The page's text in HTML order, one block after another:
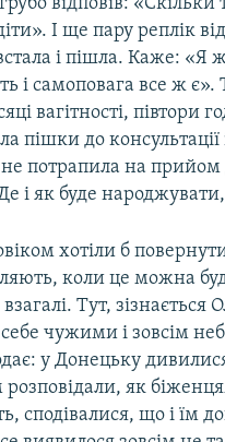
відповів: «Скільки
І ще пару реплік
і пішла. Каже: «Я
і самоповага все ж
вагітності, півтори
пішки до консультації
не потрапила на
і як буде
хотіли б
коли це можна
Тут, зізнається
себе чужими і зовсім
у Донецьку
розповідали, як
сподівалися, що і їм